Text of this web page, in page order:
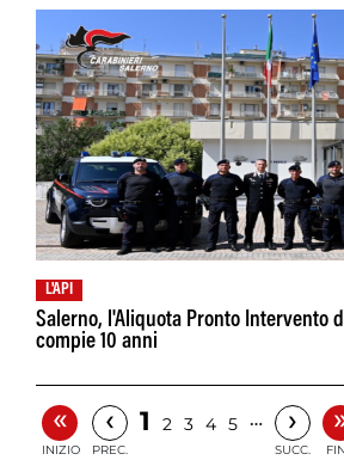
L'API
Salerno, l'Aliquota Pronto Intervento
compie 10 anni
«
INIZIO
‹
PREC.
1 2 3 4 5 … ›
SUCC.